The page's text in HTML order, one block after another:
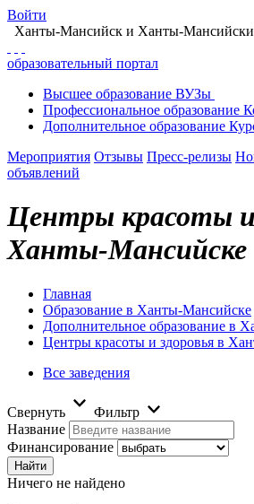
Войти
Ханты-Мансийск и Ханты-
образовательный портал
Высшее образование ВУЗы
Профессиональное образование
Дополнительное образование
Мероприятия Отзывы Пресс-релизы
объявлений
Центры красоты и
Ханты-Мансийске
Главная
Образование в Ханты-Мансийске
Дополнительное образование в
Центры красоты и здоровья в
Все заведения
Свернуть
Фильтр
Название
Финансирование
Ничего не найдено